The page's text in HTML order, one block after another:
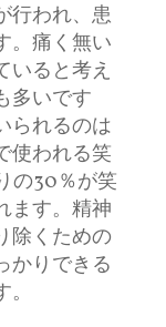
行われ、患
痛く無い
いると考え
多いです
られるのは
使われる笑
の30％が笑
ます。精神
除くための
かりできる